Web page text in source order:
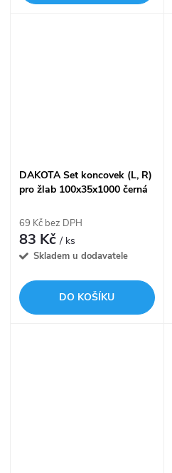
DAKOTA Set koncovek (L, R)
pro žlab 100x35x1000 černá
69 Kč bez DPH
83 Kč/ ks
Skladem u dodavatele
DO KOŠÍKU